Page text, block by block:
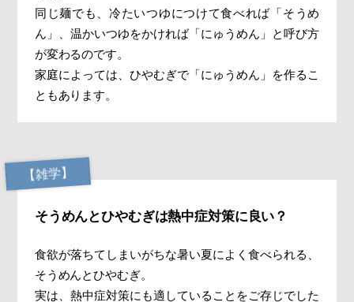
同じ麺でも、冷たいつゆにつけて食べれば「そうめ
ん」、温かいつゆをかければ「にゅうめん」と呼び方
が変わるのです。
家庭によっては、ひやむぎで「にゅうめん」を作るこ
ともあります。
【雑学】
そうめんとひやむぎは熱中症対策に良い？
食欲が落ちてしまいがちな暑い夏によく食べられる、
そうめんとひやむぎ。
実は、熱中症対策にも適していることをご存じでした